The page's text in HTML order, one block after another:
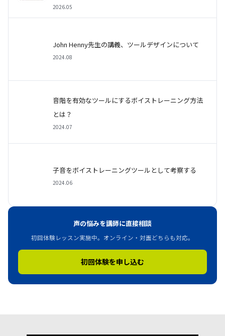
2026.05
John Henny先生の講義、ツールデザインについて
2024.08
音階を有効なツールにするボイストレーニング方法
とは？
2024.07
子音をボイストレーニングツールとして考察する
2024.06
声の悩みを講師に直接相談
初回体験レッスン実施中。オンライン・対面どちらも対応。
初回体験を申し込む